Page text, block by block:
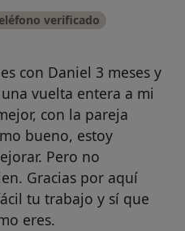
verificado
con Daniel 3 meses y
vuelta entera a mi
con la pareja
bueno, estoy
Pero no
Gracias por aquí
tu trabajo y sí que
eres.